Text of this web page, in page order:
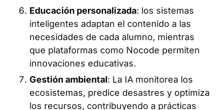
Educación personalizada: los sistemas
inteligentes adaptan el contenido a las
necesidades de cada alumno, mientras
que plataformas como Nocode permiten
innovaciones educativas.
Gestión ambiental: La IA monitorea los
ecosistemas, predice desastres y optimiza
los recursos, contribuyendo a prácticas